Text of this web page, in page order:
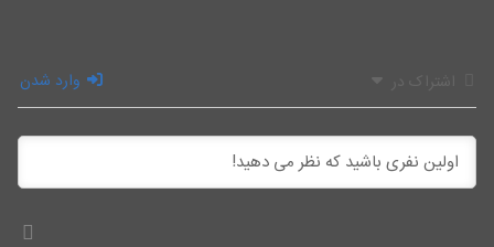
اشتراک در وارد شدن